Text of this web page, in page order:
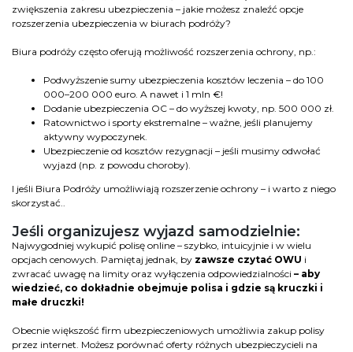
zwiększenia zakresu ubezpieczenia – jakie możesz znaleźć opcje
rozszerzenia ubezpieczenia w biurach podróży?
Biura podróży często oferują możliwość rozszerzenia ochrony, np.:
Podwyższenie sumy ubezpieczenia kosztów leczenia – do 100
000–200 000 euro. A nawet i 1 mln €!
Dodanie ubezpieczenia OC – do wyższej kwoty, np. 500 000 zł.
Ratownictwo i sporty ekstremalne – ważne, jeśli planujemy
aktywny wypoczynek.
Ubezpieczenie od kosztów rezygnacji – jeśli musimy odwołać
wyjazd (np. z powodu choroby).
I jeśli Biura Podróży umożliwiają rozszerzenie ochrony – i warto z niego
skorzystać..
Jeśli organizujesz wyjazd samodzielnie:
Najwygodniej wykupić polisę online – szybko, intuicyjnie i w wielu
opcjach cenowych. Pamiętaj jednak, by zawsze czytać OWU i
zwracać uwagę na limity oraz wyłączenia odpowiedzialności – aby
wiedzieć, co dokładnie obejmuje polisa i gdzie są kruczki i
małe druczki!
Obecnie większość firm ubezpieczeniowych umożliwia zakup polisy
przez internet. Możesz porównać oferty różnych ubezpieczycieli na